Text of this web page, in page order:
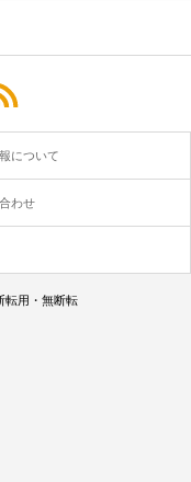
について
わせ
転用・無断転